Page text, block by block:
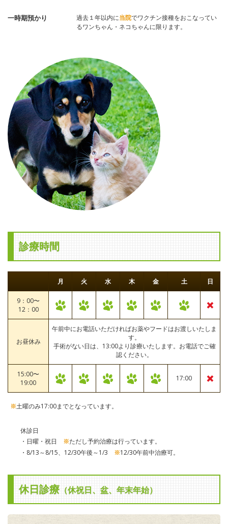
一時期預かり 過去１年以内に当院でワクチン接種をおこなってい
るワンちゃん・ネコちゃんに限ります。
診療時間
月 火 水 木 金 土 日
9：00〜
12：00
お昼休み
午前中にお電話いただければお薬やフードはお渡しいたしま
す。
手術がない日は、13:00より診療いたします。お電話でご確
認ください。
15:00〜
19:00
17:00
※土曜のみ17:00までとなっています。
休診日
・日曜・祝日
※ただし予約治療は行っています。
・8/13～8/15、12/30午後～1/3
※12/30午前中治療可。
休日診療 （休祝日、盆、年末年始）